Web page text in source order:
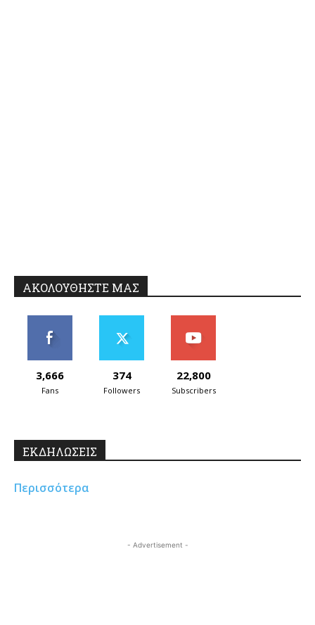
ΑΚΟΛΟΥΘΗΣΤΕ ΜΑΣ
3,666
Fans
374
Followers
22,800
Subscribers
ΕΚΔΗΛΩΣΕΙΣ
Περισσότερα
- Advertisement -